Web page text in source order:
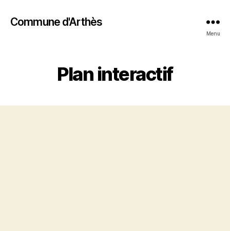
Commune d'Arthès
Menu
Plan interactif